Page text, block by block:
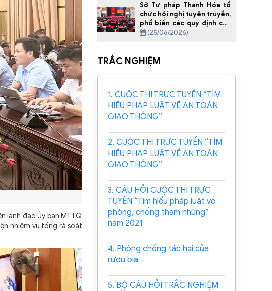
lãnh đạo Ủy ban MTTQ
nhiệm vụ tổng rà soát
Sở Tư pháp Thanh Hóa tổ
chức hội nghị tuyên truyền,
phổ biến các quy định của
pháp luật về xây dựng cấp
xã đạt chuẩn tiếp cận pháp
(25/06/2026)
TRẮC NGHIỆM
1. CUỘC THI TRỰC TUYẾN “TÌM
HIỂU PHÁP LUẬT VỀ AN TOÀN
GIAO THÔNG”
2. CUỘC THI TRỰC TUYẾN “TÌM
HIỂU PHÁP LUẬT VỀ AN TOÀN
GIAO THÔNG”
3. CÂU HỎI CUỘC THI TRỰC
TUYẾN “Tìm hiểu pháp luật về
phòng, chống tham nhũng”
năm 2021
4. Phòng chống tác hại của
rượu bia
5. BỘ CÂU HỎI TRẮC NGHIỆM